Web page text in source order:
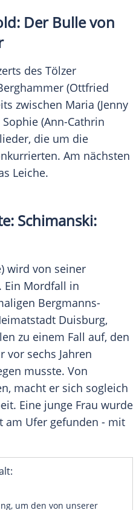
Der Bulle von
des Tölzer
(Ottfried
zwischen Maria (Jenny
(Ann-Cathrin
die um die
Am nächsten
Leiche.
Schimanski:
) wird von seiner
Ein Mordfall in
Bergmanns-
Duisburg,
zu einem Fall auf, den
vor sechs Jahren
musste. Von
macht er sich sogleich
Eine junge Frau wurde
am Ufer gefunden - mit
um den von unserer